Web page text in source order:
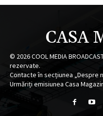
CASA
© 2026COOL MEDIA
rezervate.
Contacte în secțiunea „Despre
Urmăriți emisiunea Casa